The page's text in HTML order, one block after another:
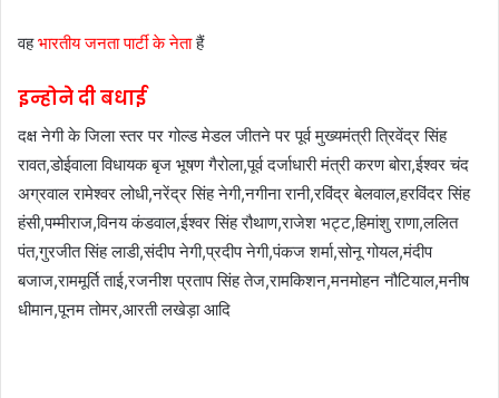
वहभारतीय जनता पार्टी के नेताहैं
इन्होने दी बधाई
दक्ष नेगी के जिला स्तर पर गोल्ड मेडल जीतने पर पूर्व मुख्यमंत्री त्रिवेंद्र सिंह
रावत,डोईवाला विधायक बृज भूषण गैरोला,पूर्व दर्जाधारी मंत्री करण बोरा,ईश्वर चंद
अग्रवाल रामेश्वर लोधी,नरेंद्र सिंह नेगी,नगीना रानी,रविंद्र बेलवाल,हरविंदर सिंह
हंसी,पम्मीराज,विनय कंडवाल,ईश्वर सिंह रौथाण,राजेश भट्ट,हिमांशु राणा,ललित
पंत,गुरजीत सिंह लाडी,संदीप नेगी,प्रदीप नेगी,पंकज शर्मा,सोनू गोयल,मंदीप
बजाज,राममूर्ति ताई,रजनीश प्रताप सिंह तेज,रामकिशन,मनमोहन नौटियाल,मनीष
धीमान,पूनम तोमर,आरती लखेड़ा आदि